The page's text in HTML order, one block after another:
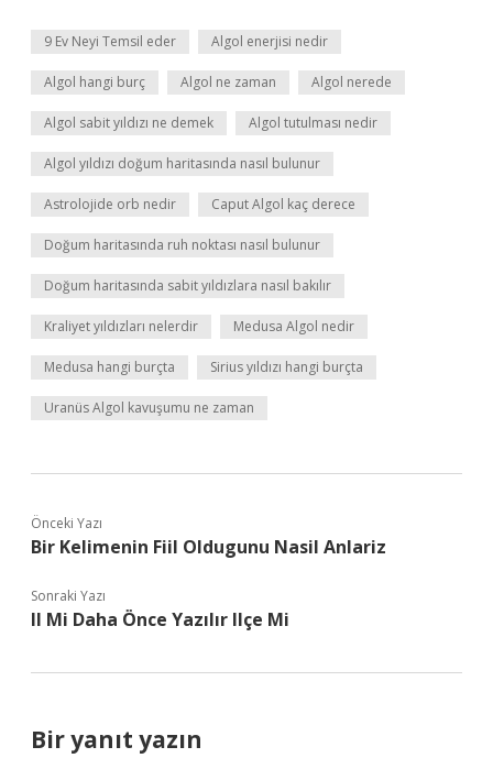
9 Ev Neyi Temsil eder Algol enerjisi nedir
Algol hangi burç Algol ne zaman Algol nerede
Algol sabit yıldızı ne demek Algol tutulması nedir
Algol yıldızı doğum haritasında nasıl bulunur
Astrolojide orb nedir Caput Algol kaç derece
Doğum haritasında ruh noktası nasıl bulunur
Doğum haritasında sabit yıldızlara nasıl bakılır
Kraliyet yıldızları nelerdir Medusa Algol nedir
Medusa hangi burçta Sirius yıldızı hangi burçta
Uranüs Algol kavuşumu ne zaman
Önceki Yazı
Bir Kelimenin Fiil Oldugunu Nasil Anlariz
Sonraki Yazı
Il Mi Daha Önce Yazılır Ilçe Mi
Bir yanıt yazın